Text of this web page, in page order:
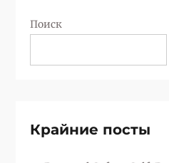
Поиск
Крайние посты